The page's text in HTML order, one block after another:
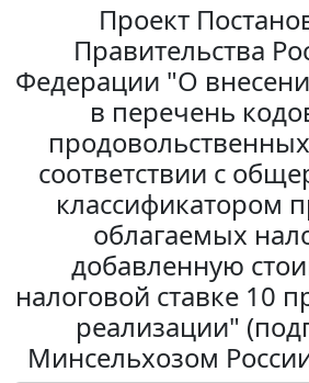
Проект
Правительства
Федерации "О
в перечень
соответствии с
классификатором
облагаемых
добавленную
налоговой ставке 10
реализации"
Минсельхозом